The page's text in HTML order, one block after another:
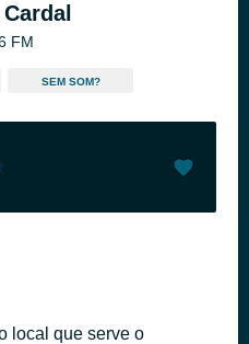
FM
SEM SOM?
local que serve o